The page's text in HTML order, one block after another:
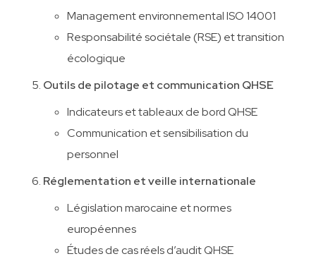
Management environnemental ISO 14001
Responsabilité sociétale (RSE) et transition
écologique
Outils de pilotage et communication QHSE
Indicateurs et tableaux de bord QHSE
Communication et sensibilisation du
personnel
Réglementation et veille internationale
Législation marocaine et normes
européennes
Études de cas réels d’audit QHSE